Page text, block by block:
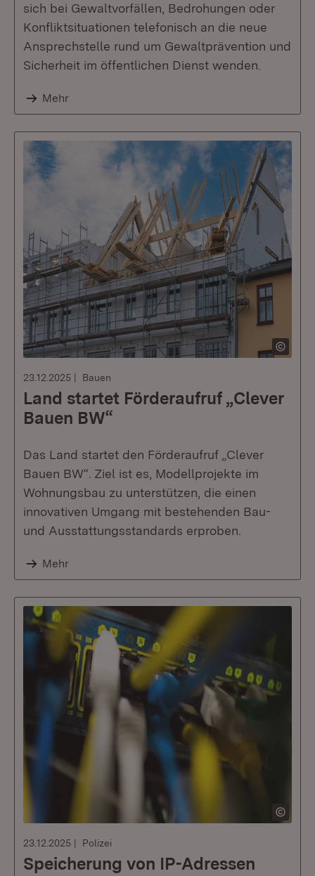
sich bei Gewaltvorfällen, Bedrohungen oder
Konfliktsituationen telefonisch an die neue
Ansprechstelle rund um Gewaltprävention und
Sicherheit im öffentlichen Dienst wenden.
Mehr
23.12.2025 Bauen
Land startet Förderaufruf „Clever
Bauen BW“
Das Land startet den Förderaufruf „Clever
Bauen BW“. Ziel ist es, Modellprojekte im
Wohnungsbau zu unterstützen, die einen
innovativen Umgang mit bestehenden Bau-
und Ausstattungsstandards erproben.
Mehr
23.12.2025 Polizei
Speicherung von IP-Adressen